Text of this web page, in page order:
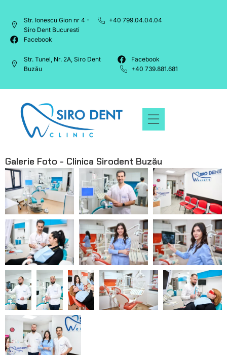
Str. Ionescu Gion nr 4 -
Siro Dent Bucuresti
Facebook
+40 799.04.04.04
Str. Tunel, Nr. 2A, Siro Dent
Buzău
Facebook
+40 739.881.681
Galerie Foto - Clinica Sirodent Buzău